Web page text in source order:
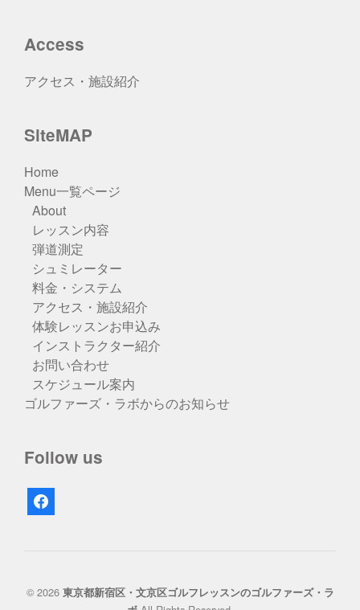
Access
アクセス・施設紹介
SiteMAP
Home
Menu一覧ページ
About
レッスン内容
弾道測定
シュミレーター
料金・システム
アクセス・施設紹介
体験レッスンお申込み
インストラクター紹介
お問い合わせ
スケジュール案内
ゴルファーズ・ラボからのお知らせ
Follow us
facebook
© 2026 東京都新宿区・文京区ゴルフレッスンのゴルファーズ・ラ